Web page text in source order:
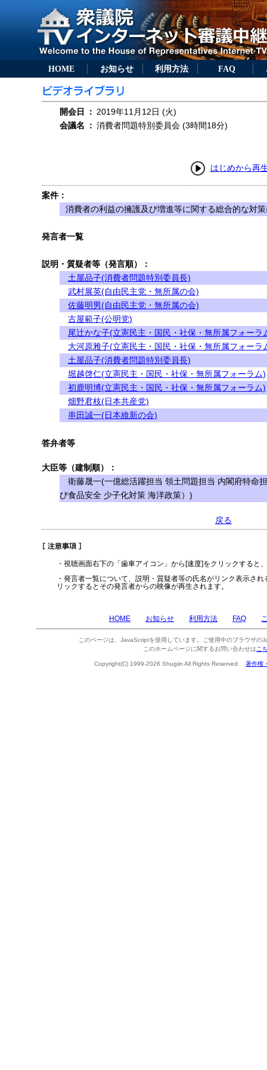
HOME お知らせ 利用方法 FAQ
開会日 ： 2019年11月12日 (火)
会議名
： 消費者問題特別委員会 (3時間18分)
はじめから再
案件：
消費者の利益の擁護及び増進等に関する総合的な対
発言者一覧
説明・質疑者等（発言順）：
土屋品子(消費者問題特別委員長)
武村展英(自由民主党・無所属の会)
佐藤明男(自由民主党・無所属の会)
古屋範子(公明党)
尾辻かな子(立憲民主・国民・社保・無所属フォーラ
大河原雅子(立憲民主・国民・社保・無所属フォーラ
土屋品子(消費者問題特別委員長)
堀越啓仁(立憲民主・国民・社保・無所属フォーラム)
初鹿明博(立憲民主・国民・社保・無所属フォーラム)
畑野君枝(日本共産党)
串田誠一(日本維新の会)
答弁者等
大臣等（建制順）：
衛藤晟一(一億総活躍担当 領土問題担当 内閣府特命
び食品安全 少子化対策 海洋政策）)
戻る
・視聴画面右下の「歯車アイコン」から[速度]をクリックすると
・発言者一覧について、説明・質疑者等の氏名がリンク表示さ
リックするとその発言者からの映像が再生されます。
HOME お知らせ 利用方法 FAQ
このページは、JavaScriptを使用しています。ご使用中のブラウザの
このホームページに関するお問い合わせは こ
Copyright(C) 1999-2026 Shugiin All Rights Reserved. 著作権